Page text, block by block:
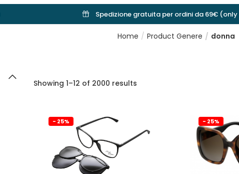
Spedizione gratuita per ordini da 69€
Home Product Genere donna
Showing 1–12 of 2000 results
- 25% - 25%